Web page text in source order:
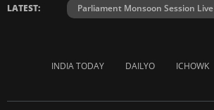
LATEST: Parliament Monsoon Session Live
INDIA TODAY DAILYO ICHOWK